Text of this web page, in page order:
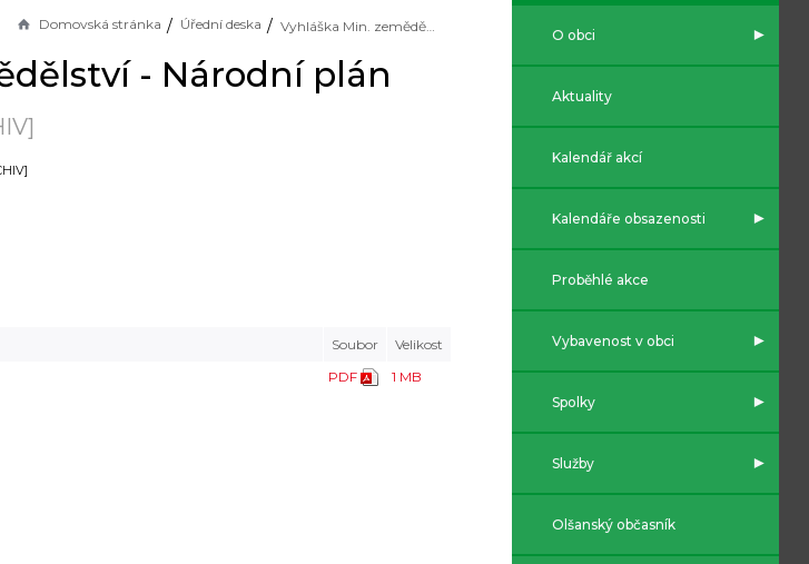
Domovská stránka Úřední deska Vyhláška Min. zemědělství - Národní plán povodí Dunaje
- Národní plán
Soubor
Velikost
PDF 1 MB
O obci
Aktuality
Kalendář akcí
Kalendáře obsazenosti
Proběhlé akce
Vybavenost v obci
Spolky
Služby
Olšanský občasník